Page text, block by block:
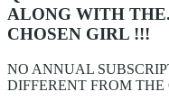
ALONG WITH THE.
CHOSEN GIRL !!!
NO ANNUAL
DIFFERENT FROM THE